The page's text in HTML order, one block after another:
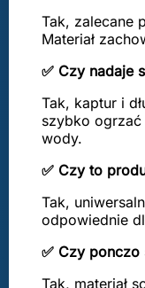
Tak, zalecane
Materiał
✅ Czy nadaje
Tak, kaptur i
szybko ogrzać
wody.
✅ Czy to
Tak,
odpowiednie
✅ Czy ponczo
Tak, materiał